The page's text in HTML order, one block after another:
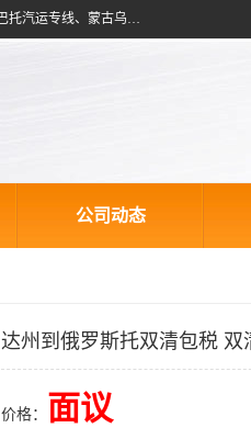
北京跃瑞航星国际货运代理有限公司是一家北京到蒙古乌兰巴托物流专线公司，主营业务：蒙古乌兰巴托空运专线、蒙古乌兰巴托汽运专线、蒙古乌兰巴托散货拼箱、蒙古乌兰巴托双清包税、蒙古乌兰巴托铁路运输等运输服务。以北京为中心服务于全国各地，运输能力及代理网络覆盖蒙古、俄罗斯、中亚五国各主要城市及站点。
公司动态
达州到俄罗斯托双清包税 双
价格： 面议